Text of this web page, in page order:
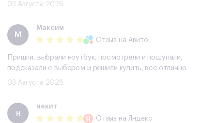
03 Августа 2026
М
Максим
Отзыв на Авито
Пришли, выбрали ноутбук, посмотрели и пощупали,
подсказали с выбором и решили купить, все отлично
03 Августа 2026
н
некит
Отзыв на Яндекс